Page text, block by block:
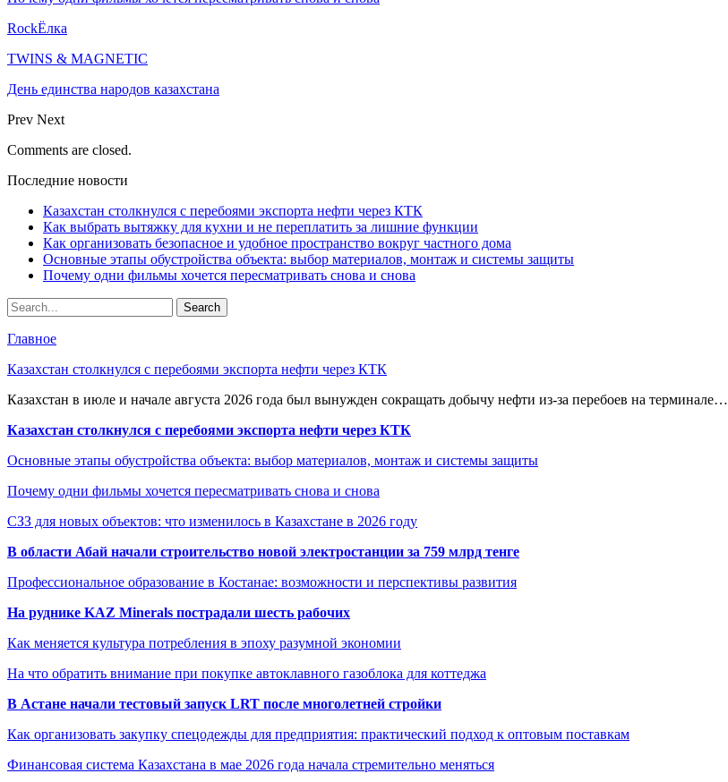
RockЁлка
TWINS & MAGNETIC
День единства народов казахстана
Prev Next
Comments are closed.
Последние новости
Казахстан столкнулся с перебоями экспорта нефти через КТК
Как выбрать вытяжку для кухни и не переплатить за лишние функции
Как организовать безопасное и удобное пространство вокруг частного дома
Основные этапы обустройства объекта: выбор материалов, монтаж и системы защиты
Почему одни фильмы хочется пересматривать снова и снова
Главное
Казахстан столкнулся с перебоями экспорта нефти через КТК
Казахстан в июле и начале августа 2026 года был вынужден сокращать добычу нефти из-за перебоев на терминале…
Казахстан столкнулся с перебоями экспорта нефти через КТК
Основные этапы обустройства объекта: выбор материалов, монтаж и системы защиты
Почему одни фильмы хочется пересматривать снова и снова
СЗЗ для новых объектов: что изменилось в Казахстане в 2026 году
В области Абай начали строительство новой электростанции за 759 млрд тенге
Профессиональное образование в Костанае: возможности и перспективы развития
На руднике KAZ Minerals пострадали шесть рабочих
Как меняется культура потребления в эпоху разумной экономии
На что обратить внимание при покупке автоклавного газоблока для коттеджа
В Астане начали тестовый запуск LRT после многолетней стройки
Как организовать закупку спецодежды для предприятия: практический подход к оптовым поставкам
Финансовая система Казахстана в мае 2026 года начала стремительно меняться